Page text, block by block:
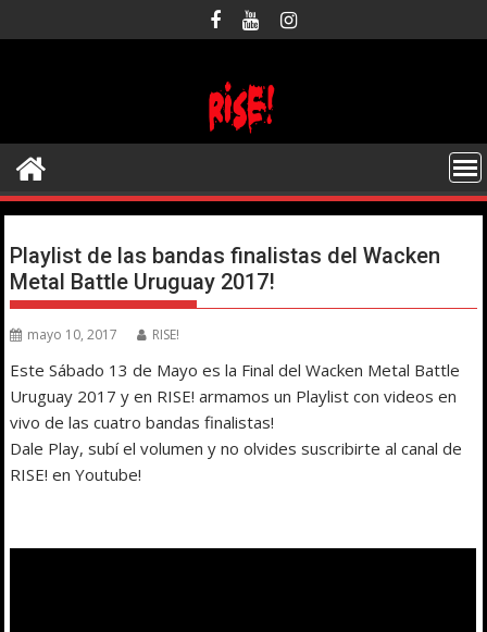
al
Playlist de las bandas finalistas del Wacken
Metal Battle Uruguay 2017!
mayo 10, 2017 RISE!
Este Sábado 13 de Mayo es la Final del Wacken Metal Battle
Uruguay 2017 y en RISE! armamos un Playlist con videos en
vivo de las cuatro bandas finalistas!
Dale Play, subí el volumen y no olvides suscribirte al canal de
RISE! en Youtube!